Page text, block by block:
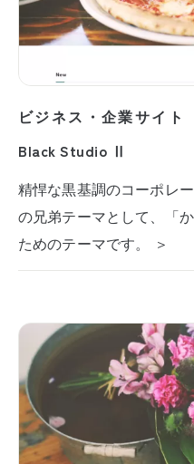
ビジネス・企業サイト
Black Studio Ⅱ
精悍な黒基調のコーポレ
の兄弟テーマとして、「
ためのテーマです。 ＞